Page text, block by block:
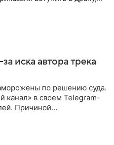
иска автора трека
по решению суда.
канал» в своем Telegram-
Причиной